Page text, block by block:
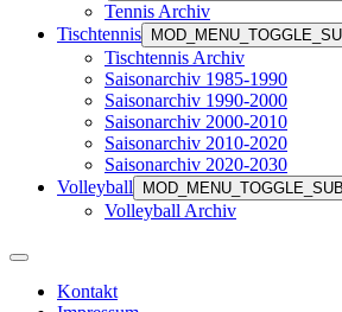
Tennis Archiv
Tischtennis
Tischtennis Archiv
Saisonarchiv 1985-1990
Saisonarchiv 1990-2000
Saisonarchiv 2000-2010
Saisonarchiv 2010-2020
Saisonarchiv 2020-2030
Volleyball
Volleyball Archiv
Kontakt